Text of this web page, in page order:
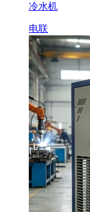
冷水机
电联